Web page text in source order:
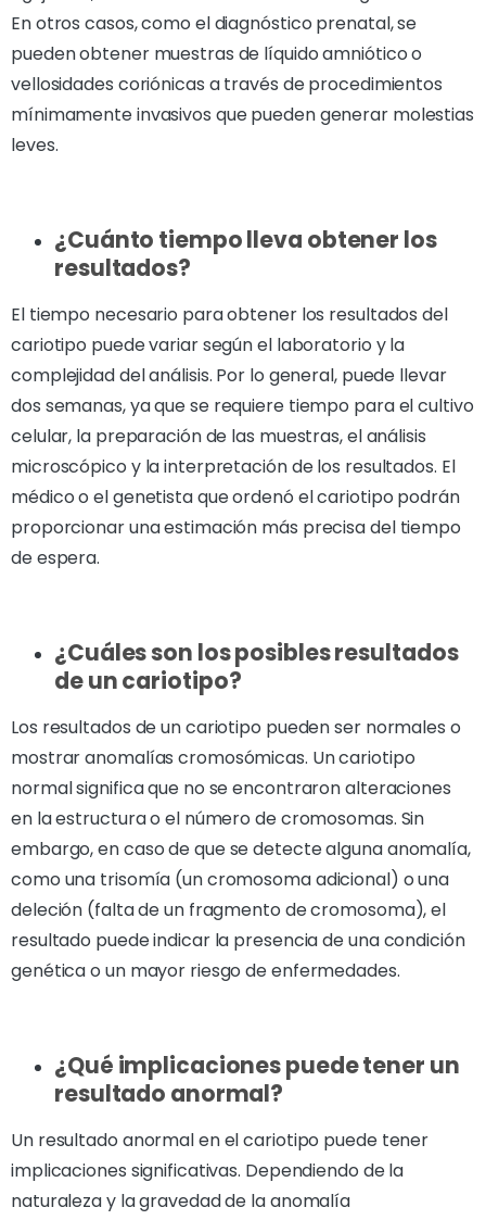
En otros casos, como el diagnóstico prenatal, se
pueden obtener muestras de líquido amniótico o
vellosidades coriónicas a través de procedimientos
mínimamente invasivos que pueden generar molestias
leves.
¿Cuánto tiempo lleva obtener los
resultados?
El tiempo necesario para obtener los resultados del
cariotipo puede variar según el laboratorio y la
complejidad del análisis. Por lo general, puede llevar
dos semanas, ya que se requiere tiempo para el cultivo
celular, la preparación de las muestras, el análisis
microscópico y la interpretación de los resultados. El
médico o el genetista que ordenó el cariotipo podrán
proporcionar una estimación más precisa del tiempo
de espera.
¿Cuáles son los posibles resultados
de un cariotipo?
Los resultados de un cariotipo pueden ser normales o
mostrar anomalías cromosómicas. Un cariotipo
normal significa que no se encontraron alteraciones
en la estructura o el número de cromosomas. Sin
embargo, en caso de que se detecte alguna anomalía,
como una trisomía (un cromosoma adicional) o una
deleción (falta de un fragmento de cromosoma), el
resultado puede indicar la presencia de una condición
genética o un mayor riesgo de enfermedades.
¿Qué implicaciones puede tener un
resultado anormal?
Un resultado anormal en el cariotipo puede tener
implicaciones significativas. Dependiendo de la
naturaleza y la gravedad de la anomalía